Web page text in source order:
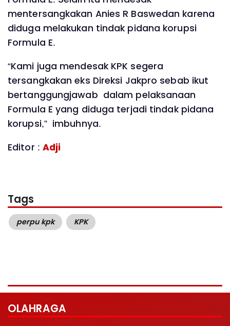
mentersangkakan Anies R Baswedan karena
diduga melakukan tindak pidana korupsi
Formula E.
“Kami juga mendesak KPK segera
tersangkakan eks Direksi Jakpro sebab ikut
bertanggungjawab dalam pelaksanaan
Formula E yang diduga terjadi tindak pidana
korupsi,” imbuhnya.
Editor : Adji
Tags
perpu kpk KPK
OLAHRAGA